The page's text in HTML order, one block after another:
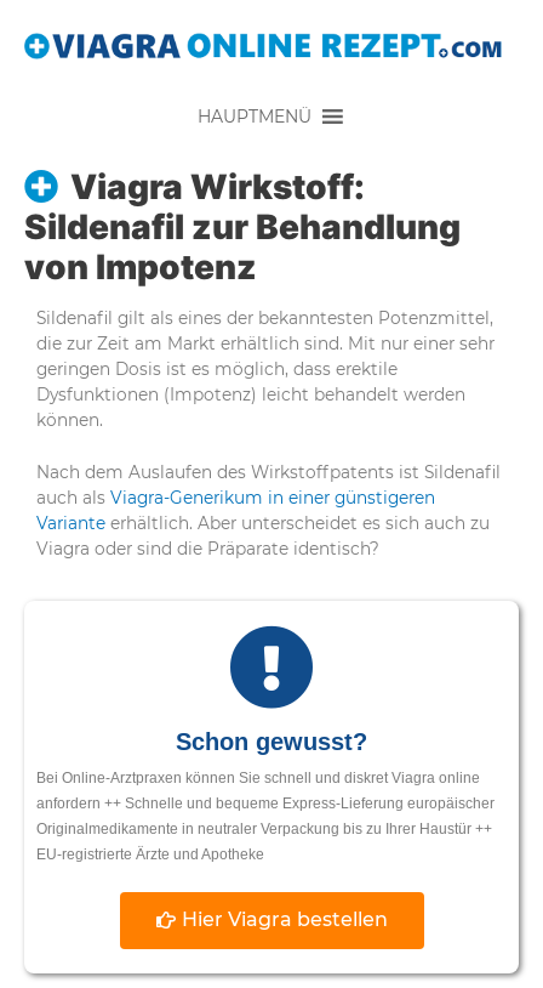
HAUPTMENÜ
Viagra Wirkstoff:
Sildenafil zur Behandlung
von Impotenz
Sildenafil gilt als eines der bekanntesten Potenzmittel,
die zur Zeit am Markt erhältlich sind. Mit nur einer sehr
geringen Dosis ist es möglich, dass erektile
Dysfunktionen (Impotenz) leicht behandelt werden
können.
Nach dem Auslaufen des Wirkstoffpatents ist Sildenafil
auch als Viagra-Generikum in einer günstigeren
Variante erhältlich. Aber unterscheidet es sich auch zu
Viagra oder sind die Präparate identisch?
Schon gewusst?
Bei Online-Arztpraxen können Sie schnell und diskret Viagra online
anfordern ++ Schnelle und bequeme Express-Lieferung europäischer
Originalmedikamente in neutraler Verpackung bis zu Ihrer Haustür ++
EU-registrierte Ärzte und Apotheke
Hier Viagra bestellen